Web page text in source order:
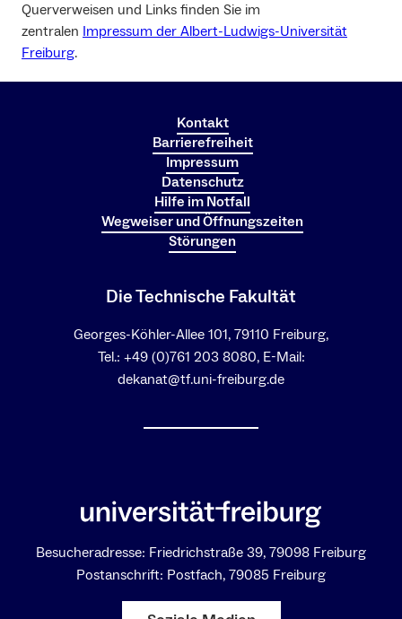
Querverweisen und Links finden Sie im
zentralen Impressum der Albert-Ludwigs-Universität
Freiburg.
Kontakt
Barrierefreiheit
Impressum
Datenschutz
Hilfe im Notfall
Wegweiser und Öffnungszeiten
Störungen
Die Technische Fakultät
Georges-Köhler-Allee 101, 79110 Freiburg,
Tel.: +49 (0)761 203 8080, E-Mail:
dekanat@tf.uni-freiburg.de
Besucheradresse: Friedrichstraße 39, 79098 Freiburg
Postanschrift: Postfach, 79085 Freiburg